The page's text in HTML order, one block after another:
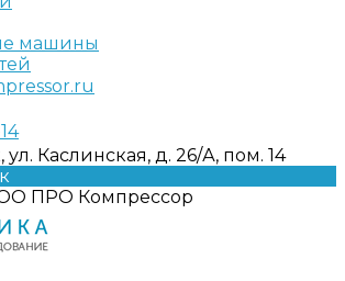
машины
ул. Каслинская, д. 26/А, пом. 14
ПРО Компрессор